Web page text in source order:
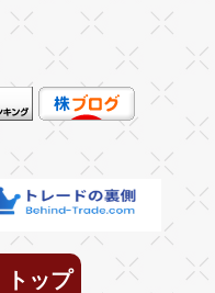
トップ